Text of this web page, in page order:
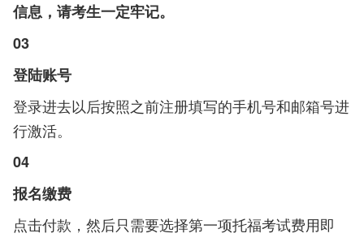
信息，请考生一定牢记。
03
登陆账号
登录进去以后按照之前注册填写的手机号和邮箱号进
行激活。
04
报名缴费
点击付款，然后只需要选择第一项托福考试费用即